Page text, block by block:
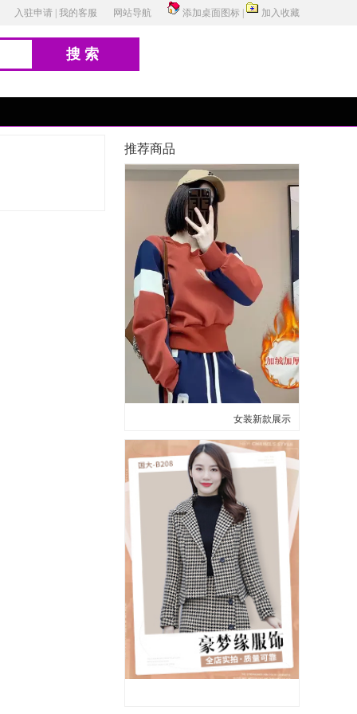
入驻申请 我的客服 网站导航 添加桌面图标 加入收藏
搜索
推荐商品
女装新款展示